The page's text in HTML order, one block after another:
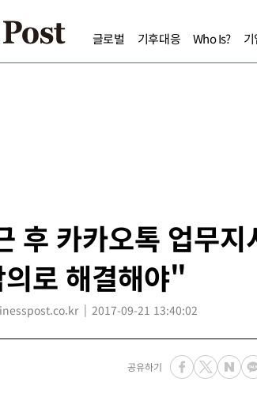
글로벌 기후대응 Who Is? 기
후 카카오톡 업무지
로 해결해야"
2017-09-21 13:40:02
공유하기